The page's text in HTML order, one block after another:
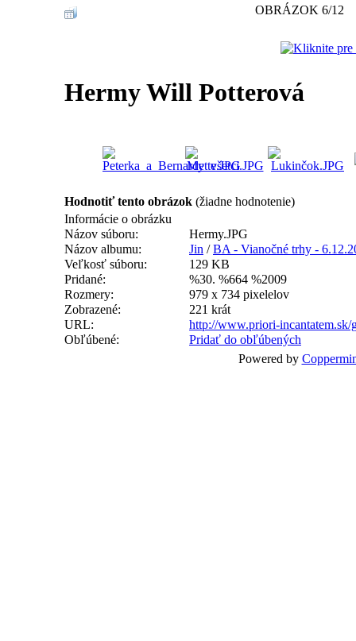
OBRÁZOK 6/12
Hermy Will Potterová
Hodnotiť tento obrázok (žiadne hodnotenie)
Informácie o obrázku
Názov súboru:
Hermy.JPG
Názov albumu:
Jin /BA - Vianočné trhy -
Veľkosť súboru:
129 KB
Pridané:
%30. %664 %2009
Rozmery:
979 x 734 pixelelov
Zobrazené:
221 krát
URL:
http://www.priori-incantatem.sk/
Obľúbené:
Pridať do obľúbených
Powered by